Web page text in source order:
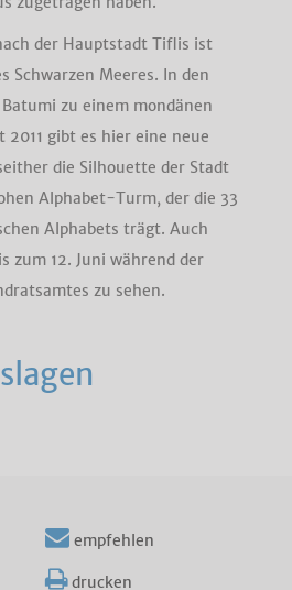
der Hauptstadt Tiflis ist
Schwarzen Meeres. In den
zu einem mondänen
gibt es hier eine neue
die Silhouette der Stadt
Alphabet-Turm, der die 33
Alphabets trägt. Auch
zum 12. Juni während der
zu sehen.
empfehlen
drucken